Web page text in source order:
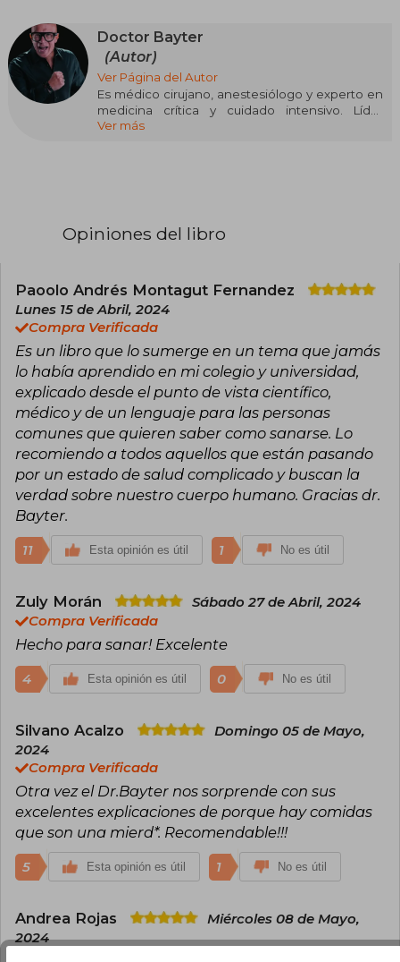
Doctor Bayter
(Autor)
Ver Página del Autor
Es médico cirujano, anestesiólogo y experto en
medicina crítica y cuidado intensivo. Líder
latinoamericano de seguridad en cirugía
Cirugía Plástica. Socio fundador y director
plástica en Colombia y la más segura para este
tipo de procedimientos. Deportista consumado
que ha realizado más de 28 carreras de triatlón
de larga distancia del circuito Ironman.
Actualmente guía, a través de sus chats, a más
de ochocientas personas en su objetivo por
bajar de peso, tener salud y ganar energía.
Creador del método de la Dieta KETO Perfecta
(DKP).
Ver más
Opiniones del libro
Paoolo Andrés Montagut Fernandez
Lunes 15 de Abril, 2024
Compra Verificada
Es un libro que lo sumerge en un tema que jamás
lo había aprendido en mi colegio y universidad,
explicado desde el punto de vista científico,
médico y de un lenguaje para las personas
comunes que quieren saber como sanarse. Lo
recomiendo a todos aquellos que están pasando
por un estado de salud complicado y buscan la
verdad sobre nuestro cuerpo humano. Gracias dr.
Bayter.
11 Esta opinión es útil 1 No es útil
Zuly Morán
Sábado 27 de Abril, 2024
Compra Verificada
Hecho para sanar! Excelente
4 Esta opinión es útil 0 No es útil
Silvano Acalzo
Domingo 05 de Mayo,
2024
Compra Verificada
Otra vez el Dr.Bayter nos sorprende con sus
excelentes explicaciones de porque hay comidas
que son una mierd*. Recomendable!!!
5 Esta opinión es útil 1 No es útil
Andrea Rojas
Miércoles 08 de Mayo,
2024